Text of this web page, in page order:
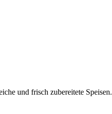
und frisch zubereitete Speisen.